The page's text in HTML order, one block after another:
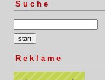
Suche
Reklame